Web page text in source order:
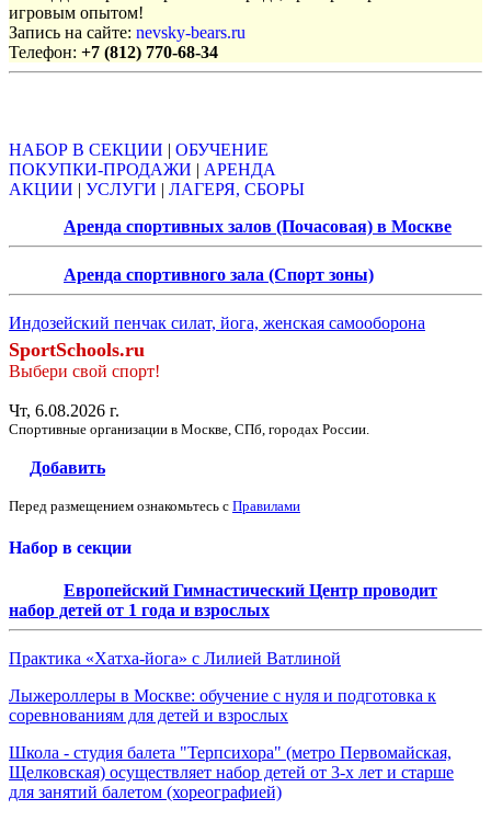
игровым опытом!
Запись на сайте: nevsky-bears.ru
Телефон: +7 (812) 770-68-34
НАБОР В СЕКЦИИ | ОБУЧЕНИЕ
ПОКУПКИ-ПРОДАЖИ | АРЕНДА
АКЦИИ | УСЛУГИ | ЛАГЕРЯ, СБОРЫ
Аренда спортивных залов (Почасовая) в Москве
Аренда спортивного зала (Спорт зоны)
Индозейский пенчак силат, йога, женская самооборона
SportSchools.ru
Выбери свой спорт!
Чт, 6.08.2026 г.
Спортивные организации в Москве, СПб, городах России.
Добавить
Перед размещением ознакомьтесь с Правилами
Набор в секции
Европейский Гимнастический Центр проводит
набор детей от 1 года и взрослых
Практика «Хатха-йога» с Лилией Ватлиной
Лыжероллеры в Москве: обучение с нуля и подготовка к
соревнованиям для детей и взрослых
Школа - студия балета "Терпсихора" (метро Первомайская,
Щелковская) осуществляет набор детей от 3-х лет и старше
для занятий балетом (хореографией)